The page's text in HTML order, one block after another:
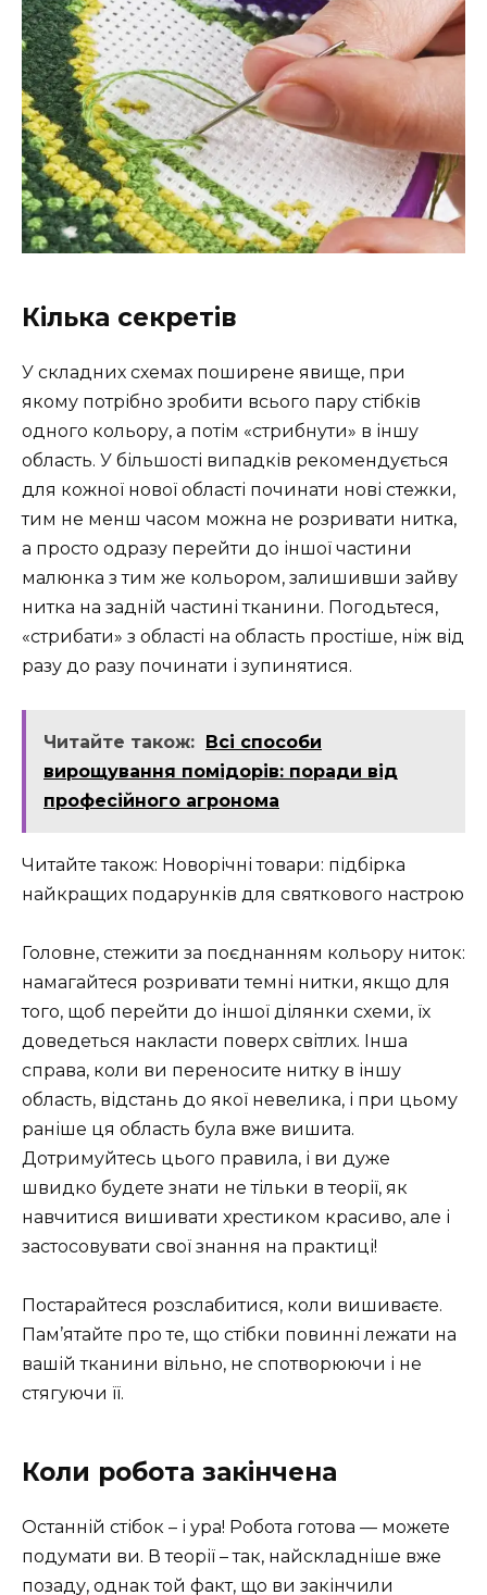
Кілька секретів
У складних схемах поширене явище, при
якому потрібно зробити всього пару стібків
одного кольору, а потім «стрибнути» в іншу
область. У більшості випадків рекомендується
для кожної нової області починати нові стежки,
тим не менш часом можна не розривати нитка,
а просто одразу перейти до іншої частини
малюнка з тим же кольором, залишивши зайву
нитка на задній частині тканини. Погодьтеся,
«стрибати» з області на область простіше, ніж від
разу до разу починати і зупинятися.
Читайте також: Всі способи
вирощування помідорів: поради від
професійного агронома
Читайте також: Новорічні товари: підбірка
найкращих подарунків для святкового настрою
Головне, стежити за поєднанням кольору ниток:
намагайтеся розривати темні нитки, якщо для
того, щоб перейти до іншої ділянки схеми, їх
доведеться накласти поверх світлих. Інша
справа, коли ви переносите нитку в іншу
область, відстань до якої невелика, і при цьому
раніше ця область була вже вишита.
Дотримуйтесь цього правила, і ви дуже
швидко будете знати не тільки в теорії, як
навчитися вишивати хрестиком красиво, але і
застосовувати свої знання на практиці!
Постарайтеся розслабитися, коли вишиваєте.
Пам’ятайте про те, що стібки повинні лежати на
вашій тканини вільно, не спотворюючи і не
стягуючи її.
Коли робота закінчена
Останній стібок – і ура! Робота готова — можете
подумати ви. В теорії – так, найскладніше вже
позаду, однак той факт, що ви закінчили